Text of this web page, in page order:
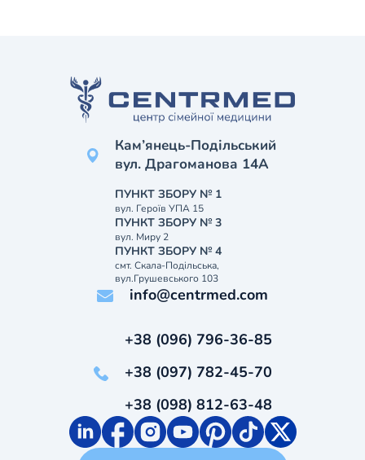
Кам’янець-Подільський
вул. Драгоманова 14А
ПУНКТ ЗБОРУ № 1
вул. Героїв УПА 15
ПУНКТ ЗБОРУ № 3
вул. Миру 2
ПУНКТ ЗБОРУ № 4
смт. Скала-Подільська,
вул.Грушевського 103
info@centrmed.com
+38 (096) 796-36-85
+38 (097) 782-45-70
+38 (098) 812-63-48